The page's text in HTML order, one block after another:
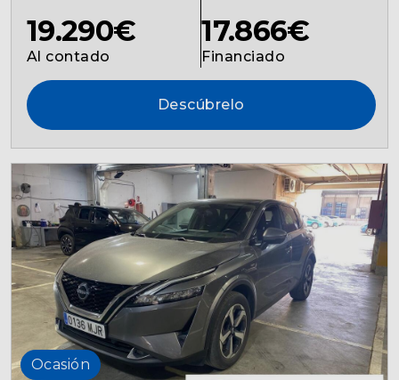
19.290€
Al contado
17.866€
Financiado
Descúbrelo
Ocasión